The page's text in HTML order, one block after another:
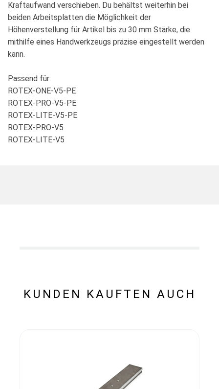
Kraftaufwand verschieben. Du behältst weiterhin bei
beiden Arbeitsplatten die Möglichkeit der
Höhenverstellung für Artikel bis zu 30 mm Stärke, die
mithilfe eines Handwerkzeugs präzise eingestellt werden
kann.
Passend für:
ROTEX-ONE-V5-PE
ROTEX-PRO-V5-PE
ROTEX-LITE-V5-PE
ROTEX-PRO-V5
ROTEX-LITE-V5
KUNDEN KAUFTEN AUCH